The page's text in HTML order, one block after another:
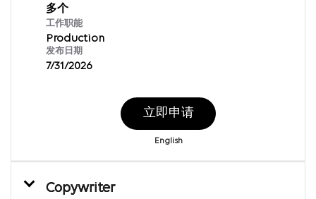
多个
工作职能
Production
发布日期
7/31/2026
立即申请
English
Copywriter